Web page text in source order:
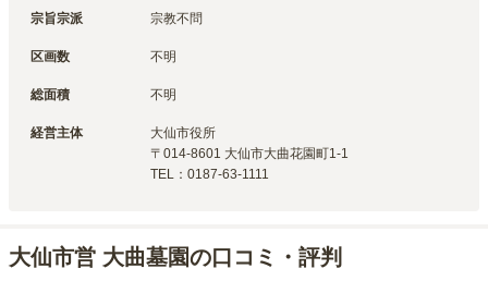
宗旨宗派 宗教不問
区画数 不明
総面積 不明
経営主体 大仙市役所
〒 014-8601 大仙市大曲花園町1-1
TEL： 0187-63-1111
大仙市営 大曲墓園の口コミ・評判